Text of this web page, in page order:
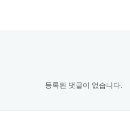
등록된 댓글이 없습니다.